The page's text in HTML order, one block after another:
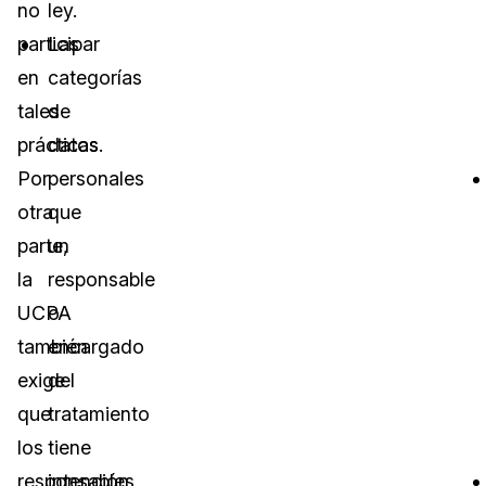
ley.
Las
categorías
de
datos
personales
que
un
responsable
o
encargado
del
tratamiento
tiene
intención
no
participar
en
tales
prácticas.
Por
otra
parte,
la
UCPA
también
exige
que
los
responsables